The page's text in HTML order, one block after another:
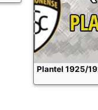
Plantel 1925/